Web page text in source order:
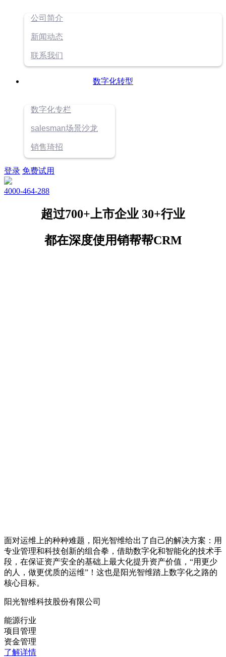
公司简介
新闻动态
联系我们
数字化转型
数字化专栏
salesman场景沙龙
销售琦招
登录 免费试用
4000-464-288
超过700+上市企业 30+行业
都在深度使用销帮帮CRM
面对运维上的种种难题，阳光智维给出了自己的解决方案：用
专业管理和科技创新的组合拳，借助数字化和智能化的技术手
段，在保证资产安全的基础上最大化提升资产价值，“用更少
的人，做更优质的运维”！这也是阳光智维踏上数字化之路的
核心目标。
阳光智维科技股份有限公司
能源行业
项目管理
资金管理
了解详情